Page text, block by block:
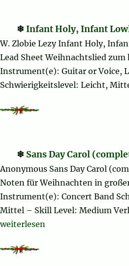
Infant Holy, Infant
W. Zlobie Lezy Infant Holy,
Lead Sheet Weihnachtslied
Instrument(e): Guitar or Voice,
Schwierigkeitslevel: Leicht,
Sans Day Carol
Anonymous Sans Day Carol
Noten für Weihnachten in
Instrument(e): Concert Band
Mittel – Skill Level: Medium
„Sans Day Carol (complete)“
weiterlesen